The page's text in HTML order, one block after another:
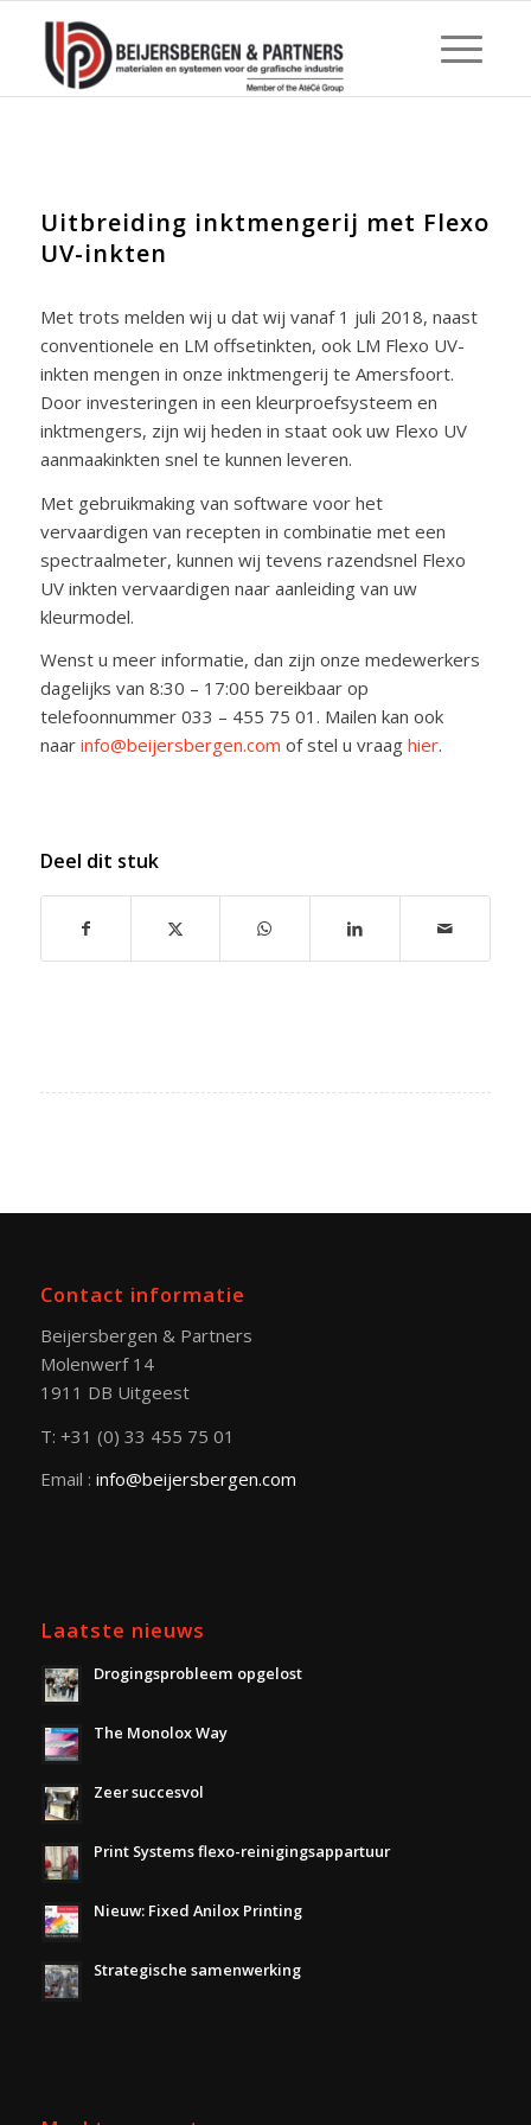
Uitbreiding inktmengerij met Flexo
UV-inkten
Met trots melden wij u dat wij vanaf 1 juli 2018, naast
conventionele en LM offsetinkten, ook LM Flexo UV-
inkten mengen in onze inktmengerij te Amersfoort.
Door investeringen in een kleurproefsysteem en
inktmengers, zijn wij heden in staat ook uw Flexo UV
aanmaakinkten snel te kunnen leveren.
Met gebruikmaking van software voor het
vervaardigen van recepten in combinatie met een
spectraalmeter, kunnen wij tevens razendsnel Flexo
UV inkten vervaardigen naar aanleiding van uw
kleurmodel.
Wenst u meer informatie, dan zijn onze medewerkers
dagelijks van 8:30 – 17:00 bereikbaar op
telefoonnummer 033 – 455 75 01. Mailen kan ook
naar info@beijersbergen.com of stel u vraag hier.
Deel dit stuk
Contact informatie
Beijersbergen & Partners
Molenwerf 14
1911 DB Uitgeest
T: +31 (0) 33 455 75 01
Email : info@beijersbergen.com
Laatste nieuws
Drogingsprobleem opgelost
The Monolox Way
Zeer succesvol
Print Systems flexo-reinigingsappartuur
Nieuw: Fixed Anilox Printing
Strategische samenwerking